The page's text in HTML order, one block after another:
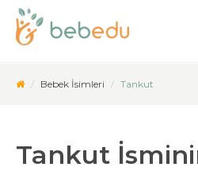
Bebek İsimleri Tankut
Tankut